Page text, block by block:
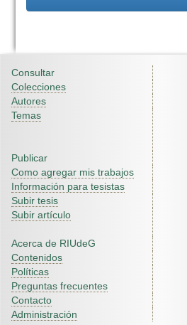
Consultar
Colecciones
Autores
Temas
Publicar
Como agregar mis trabajos
Información para tesistas
Subir tesis
Subir artículo
Acerca de RIUdeG
Contenidos
Políticas
Preguntas frecuentes
Contacto
Administración